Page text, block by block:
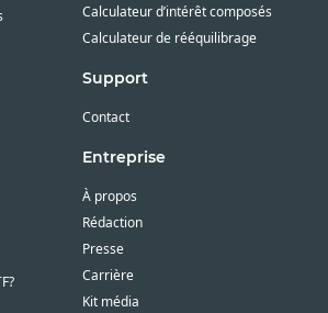
Calculateur d’intérêt composés
Calculateur de rééquilibrage
Support
Contact
Entreprise
À propos
Rédaction
Presse
Carrière
Kit média